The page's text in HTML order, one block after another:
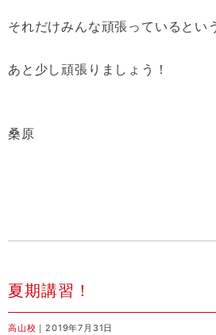
それだけみんな頑張っているとい
あと少し頑張りましょう！
桑原
夏期講習！
高山校 ｜2019年7月31日